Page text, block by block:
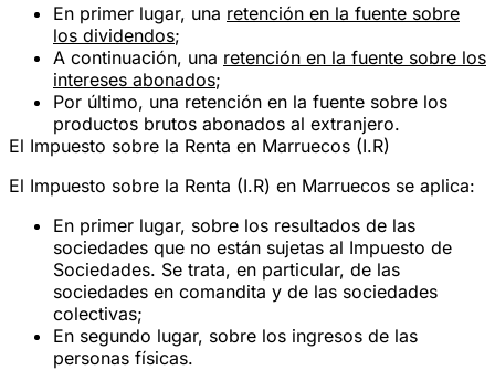
En primer lugar, una retención en la fuente sobre
los dividendos;
A continuación, una retención en la fuente sobre los
intereses abonados;
Por último, una retención en la fuente sobre los
productos brutos abonados al extranjero.
El Impuesto sobre la Renta en Marruecos (I.R)
El Impuesto sobre la Renta (I.R) en Marruecos se aplica:
En primer lugar, sobre los resultados de las
sociedades que no están sujetas al Impuesto de
Sociedades. Se trata, en particular, de las
sociedades en comandita y de las sociedades
colectivas;
En segundo lugar, sobre los ingresos de las
personas físicas.